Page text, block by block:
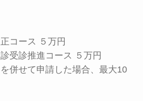
コース ５万円
受診推進コース ５万円
併せて申請した場合、最大10